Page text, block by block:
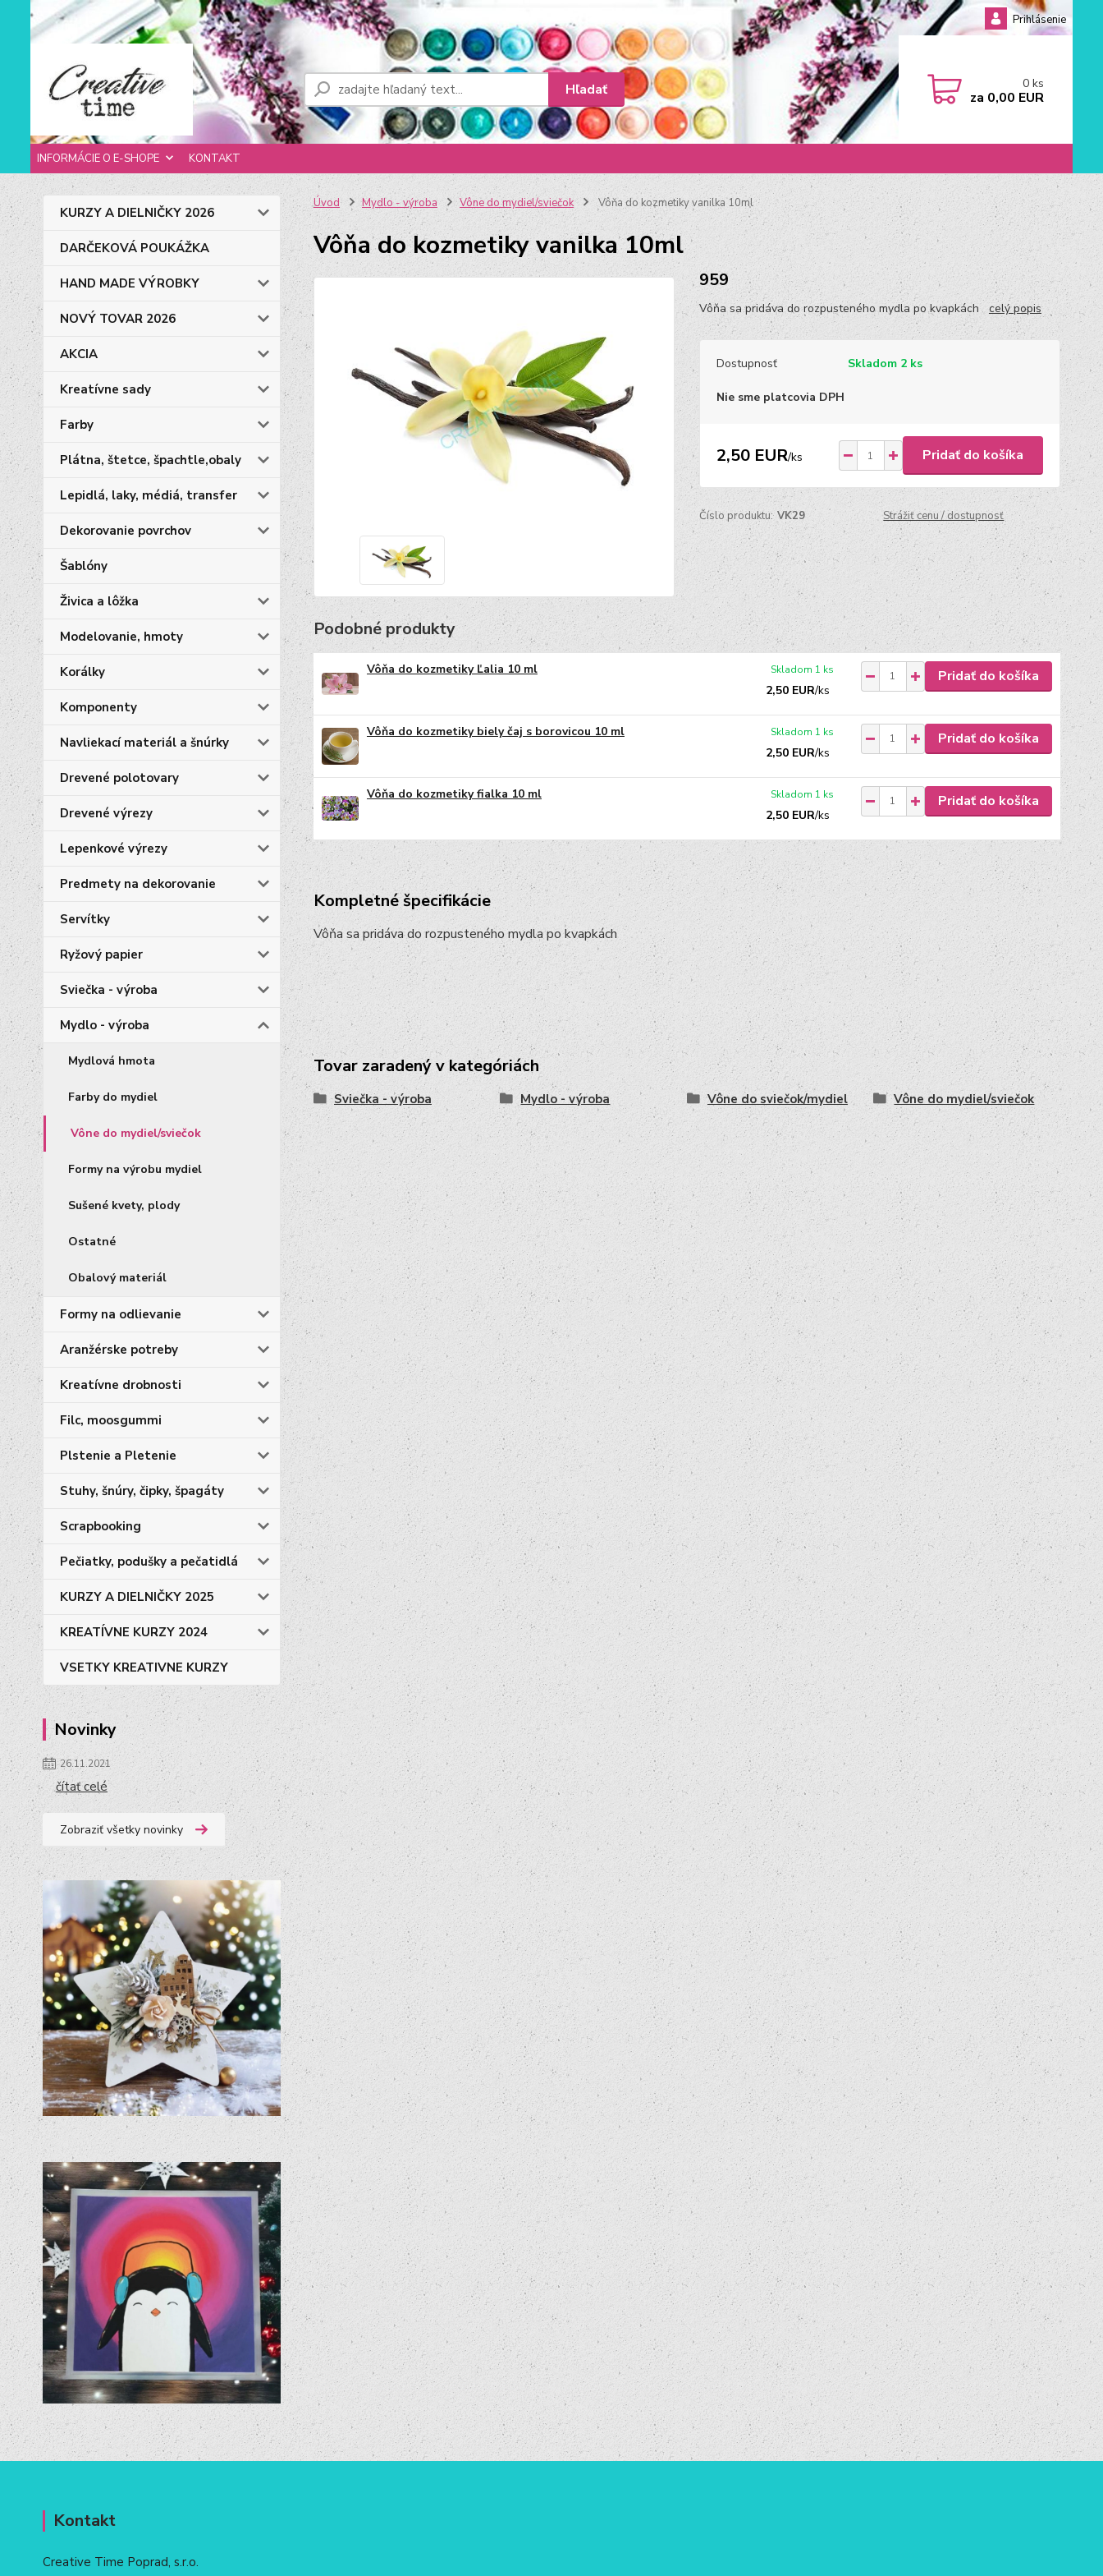
INFORMÁCIE O E-SHOPE KONTAKT
Prihlásenie
Hľadať 0ks
za 0,00 EUR
KURZY A DIELNIČKY 2026
DARČEKOVÁ POUKÁŽKA
HAND MADE VÝROBKY
NOVÝ TOVAR 2026
AKCIA
Kreatívne sady
Farby
Plátna, štetce, špachtle,obaly
Lepidlá, laky, médiá, transfer
Dekorovanie povrchov
Šablóny
Živica a lôžka
Modelovanie, hmoty
Korálky
Komponenty
Navliekací materiál a šnúrky
Drevené polotovary
Drevené výrezy
Lepenkové výrezy
Predmety na dekorovanie
Servítky
Ryžový papier
Sviečka - výroba
Mydlo - výroba
Mydlová hmota
Farby do mydiel
Vône do mydiel/sviečok
Formy na výrobu mydiel
Sušené kvety, plody
Ostatné
Obalový materiál
Formy na odlievanie
Aranžérske potreby
Kreatívne drobnosti
Filc, moosgummi
Plstenie a Pletenie
Stuhy, šnúry, čipky, špagáty
Scrapbooking
Pečiatky, podušky a pečatidlá
KURZY A DIELNIČKY 2025
KREATÍVNE KURZY 2024
VSETKY KREATIVNE KURZY
Novinky
26.11.2021
čítať celé
Zobraziť všetky novinky
Úvod Mydlo - výroba Vône do mydiel/sviečok Vôňa do kozmetiky vanilka 10ml
Vôňa do kozmetiky vanilka 10ml
959
Vôňa sa pridáva do rozpusteného mydla po kvapkách celý popis
Dostupnosť Skladom 2 ks
Nie sme platcovia DPH
2,50 EUR/ks Pridať do košíka
Číslo produktu: VK29 Strážiť cenu / dostupnosť
Podobné produkty
Vôňa do kozmetiky Ľalia 10 ml
2,50 EUR/ks
Skladom 1 ks Pridať do košíka
Vôňa do kozmetiky biely čaj s borovicou 10 ml
2,50 EUR/ks
Skladom 1 ks Pridať do košíka
Vôňa do kozmetiky fialka 10 ml
2,50 EUR/ks
Skladom 1 ks Pridať do košíka
Kompletné špecifikácie
Vôňa sa pridáva do rozpusteného mydla po kvapkách
Tovar zaradený v kategóriách
Sviečka - výroba Mydlo - výroba Vône do sviečok/mydiel Vône do mydiel/sviečok
Kontakt
Creative Time Poprad, s.r.o.